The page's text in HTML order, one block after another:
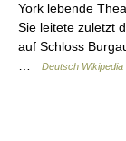
York lebende
Sie leitete zuletzt
auf Schloss
Deutsch Wikipedia